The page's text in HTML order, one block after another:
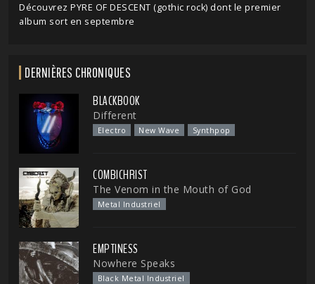
Découvrez PYRE OF DESCENT (gothic rock) dont le premier
album sort en septembre
DERNIÈRES CHRONIQUES
BLACKBOOK
Different
Electro New Wave Synthpop
COMBICHRIST
The Venom in the Mouth of God
Metal Industriel
EMPTINESS
Nowhere Speaks
Black Metal Industriel